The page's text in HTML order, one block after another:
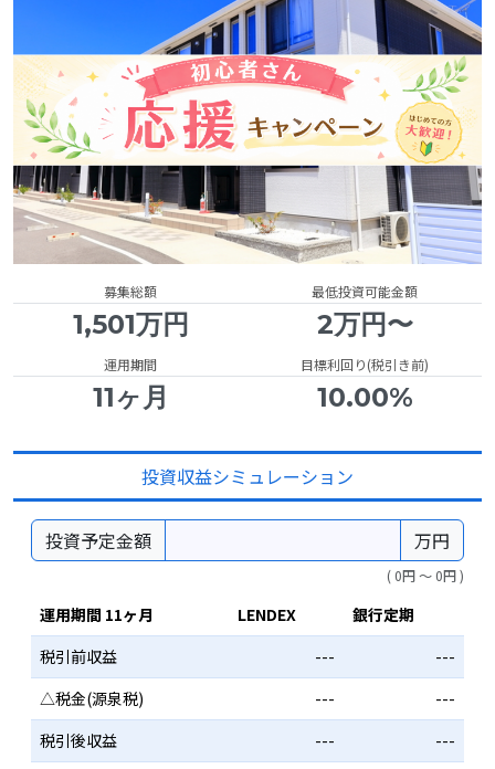
募集総額 最低投資可能金額
1,501万円 2万円〜
運用期間 目標利回り(税引き前)
11ヶ月 10.00%
投資収益シミュレーション
投資予定金額 万円
( 0円 〜 0円 )
運用期間 11ヶ月 LENDEX
銀行定期
税引前収益
---
---
△税金(源泉税)
---
---
税引後収益
---
---